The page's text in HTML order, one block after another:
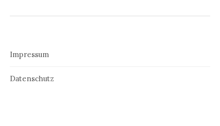
Impressum
Datenschutz